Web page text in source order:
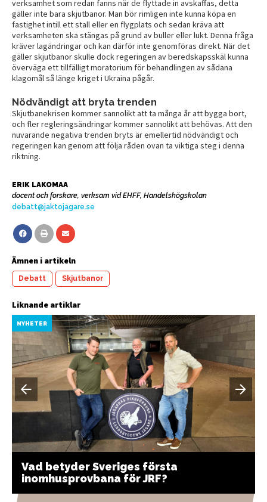
verksamhet som redan fanns när de flyttade in avskaffas, detta
gäller inte bara skjutbanor. Man bör rimligen inte kunna köpa en
fastighet intill ett stall eller en flygplats och sedan kräva att
verksamheten ska stängas på grund av buller eller lukt. Denna fråga
kräver lagändringar och kan därför inte genomföras direkt. När det
gäller skjutbanor skulle dock regeringen av beredskapsskäl kunna
överväga ett tillfälligt moratorium för behandlingen av sådana
klagomål så länge kriget i Ukraina pågår.
Nödvändigt att bryta trenden
Skjutbanekrisen kommer sannolikt att ta många år att bygga bort,
och fler regleringsändringar kommer sannolikt att behövas. Att den
nuvarande negativa trenden bryts är emellertid nödvändigt och
regeringen kan genom att följa råden ovan ta viktiga steg i denna
riktning.
ERIK LAKOMAA
docent och forskare, verksam vid EHFF, Handelshögskolan
debatt@jaktojagare.se
Ämnen i artikeln
Debatt Skjutbanor
Liknande artiklar
NYHETER
Vad betyder Sveriges första
inomhusprovbana för JRF?